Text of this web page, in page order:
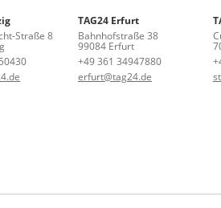
Straße 8
TAG24 Erfurt
Bahnhofstraße 38
99084 Erfurt
+49 361 34947880
erfurt@tag24.de